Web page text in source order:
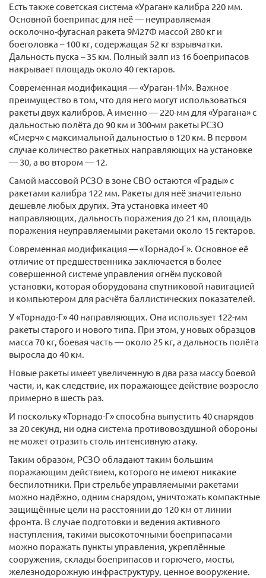
Есть также советская система «Ураган» калибра 220 мм.
Основной боеприпас для неё — неуправляемая
осколочно-фугасная ракета 9М27Ф массой 280 кг и
боеголовка – 100 кг, содержащая 52 кг взрывчатки.
Дальность пуска – 35 км. Полный залп из 16 боеприпасов
накрывает площадь около 40 гектаров.
Современная модификация — «Ураган-1М». Важное
преимущество в том, что для него могут использоваться
ракеты двух калибров. А именно — 220-мм для «Урагана» с
дальностью полёта до 90 км и 300-мм ракеты РСЗО
«Смерч» с максимальной дальностью в 120 км. В первом
случае количество ракетных направляющих на установке
— 30, а во втором — 12.
Самой массовой РСЗО в зоне СВО остаются «Грады» с
ракетами калибра 122 мм. Ракеты для неё значительно
дешевле любых других. Эта установка имеет 40
направляющих, дальность поражения до 21 км, площадь
поражения неуправляемыми ракетами около 15 гектаров.
Современная модификация — «Торнадо-Г». Основное её
отличие от предшественника заключается в более
совершенной системе управления огнём пусковой
установки, которая оборудована спутниковой навигацией
и компьютером для расчёта баллистических показателей.
У «Торнадо-Г» 40 направляющих. Она использует 122-мм
ракеты старого и нового типа. При этом, у новых образцов
масса 70 кг, боевая часть — около 25 кг, а дальность полёта
выросла до 40 км.
Новые ракеты имеет увеличенную в два раза массу боевой
части, и, как следствие, их поражающее действие возросло
примерно в шесть раз.
И поскольку «Торнадо-Г» способна выпустить 40 снарядов
за 20 секунд, ни одна система противовоздушной обороны
не может отразить столь интенсивную атаку.
Таким образом, РСЗО обладают таким большим
поражающим действием, которого не имеют никакие
беспилотники. При стрельбе управляемыми ракетами
можно надёжно, одним снарядом, уничтожать компактные
защищённые цели на расстоянии до 120 км от линии
фронта. В случае подготовки и ведения активного
наступления, такими высокоточными боеприпасами
можно поражать пункты управления, укреплённые
сооружения, склады боеприпасов и горючего, мосты,
железнодорожную инфраструктуру, ценное вооружение.